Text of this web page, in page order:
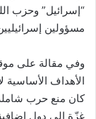
“إسرائيل” وحزب
مسؤولين
وفي مقالة على
الأهداف الأساسية
كان منع حرب
غزّة إلى دول